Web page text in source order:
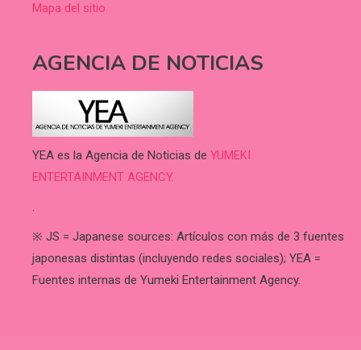
Mapa del sitio
AGENCIA DE NOTICIAS
YEA es la Agencia de Noticias de YUMEKI
ENTERTAINMENT AGENCY.
.
※ JS = Japanese sources: Artículos con más de 3 fuentes
japonesas distintas (incluyendo redes sociales); YEA =
Fuentes internas de Yumeki Entertainment Agency.